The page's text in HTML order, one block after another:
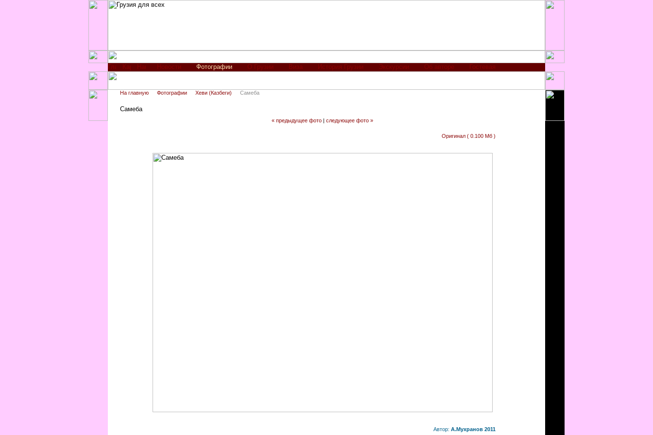
Новости Фотографии О Грузии Виза История Грузии Экскурсии Об авторе Гостевая
На главную Фотографии Хеви (Казбеги) Самеба
Самеба
« предыдущее фото | следующее фото »
Оригинал ( 0.100 Мб )
Автор: А.Мухранов 2011